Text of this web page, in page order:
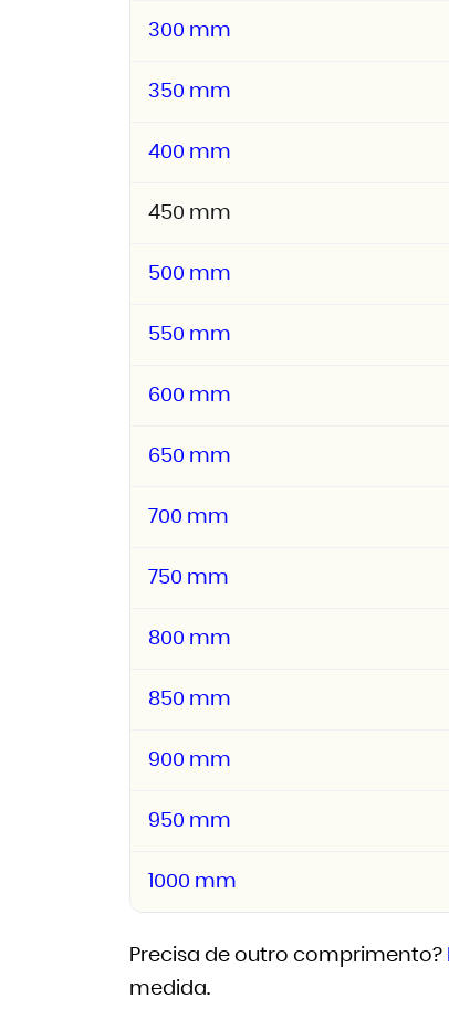
300 mm
350 mm
400 mm
450 mm
500 mm
550 mm
600 mm
650 mm
700 mm
750 mm
800 mm
850 mm
900 mm
950 mm
1000 mm
Precisa de outro comprimento?
medida.